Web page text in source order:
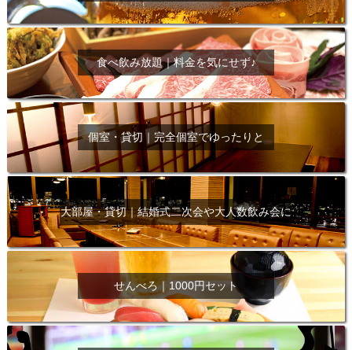
食べ飲み放題｜料金を気にせず♪
個室・貸切｜完全個室でゆったりと
大部屋・貸切｜結婚式二次会や大人数飲み会に
せんべろ｜1000円セット